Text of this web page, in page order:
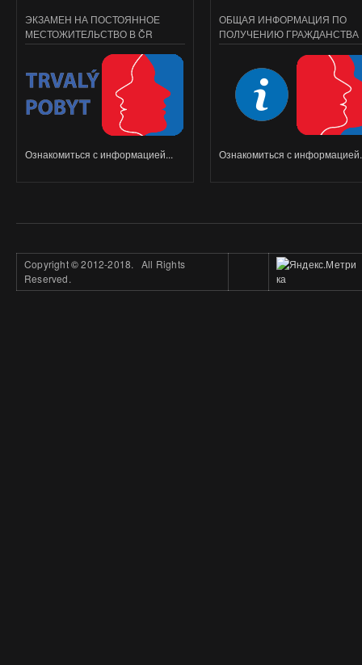
ЭКЗАМЕН НА ПОСТОЯННОЕ
МЕСТОЖИТЕЛЬСТВО В ČR
Ознакомиться с информацией...
ОБЩАЯ ИНФОРМАЦИЯ ПО
ПОЛУЧЕНИЮ ГРАЖДАНСТВА
Ознакомиться с
Copyright©2012-2018. All Rights
Reserved.